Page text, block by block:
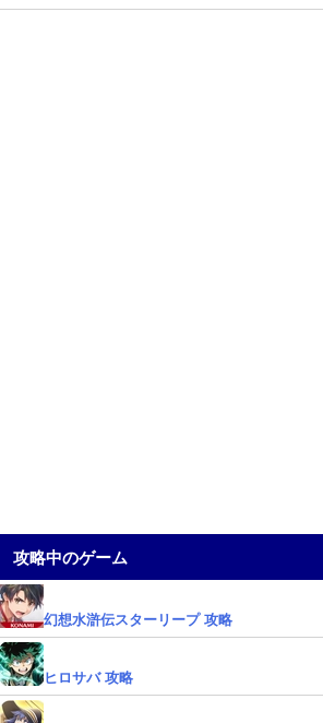
攻略中のゲーム
幻想水滸伝スターリープ 攻略
ヒロサバ 攻略